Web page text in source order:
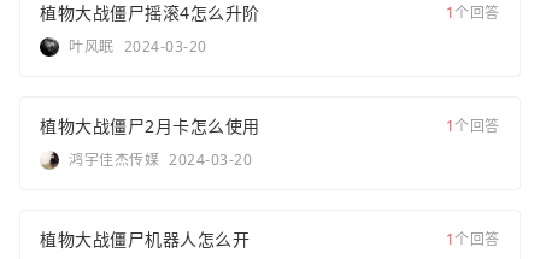
植物大战僵尸摇滚4怎么升阶 1个回答
叶风眠 2024-03-20
植物大战僵尸2月卡怎么使用 1个回答
鸿宇佳杰传媒 2024-03-20
植物大战僵尸机器人怎么开 1个回答